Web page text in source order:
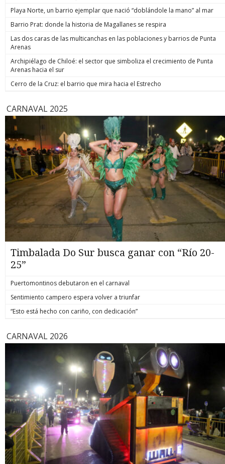
de estos enormes avances en números hay una familia que
hoy está más tranquila”, afirmó. Luego, el jefe de Estado
anunció un paso adicional para recuperar la seguridad y
todos los que buscan destruir nuestra sociedad. Seremos
implacables. No habrá excusas ni treguas“. El Presidente
anunció que su gobierno dará un paso adicional para
recuperar la seguridad, tal como se comprometió en
campaña, y aseguró que van a “perseguir, capturar, juzgar y
condenar a todos los que buscan destruir nuestra sociedad”.
indicó.
Playa Norte, un barrio ejemplar que nació “doblándole la mano” al mar
Barrio Prat: donde la historia de Magallanes se respira
Las dos caras de las multicanchas en las poblaciones y barrios de Punta
Arenas
Archipiélago de Chiloé: el sector que simboliza el crecimiento de Punta
Arenas hacia el sur
Cerro de la Cruz: el barrio que mira hacia el Estrecho
CARNAVAL 2025
Timbalada Do Sur busca ganar con “Río 20-
25”
Puertomontinos debutaron en el carnaval
Sentimiento campero espera volver a triunfar
“Esto está hecho con cariño, con dedicación”
CARNAVAL 2026